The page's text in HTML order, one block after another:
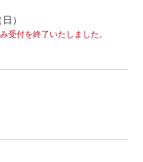
）
受付を終了いたしました。